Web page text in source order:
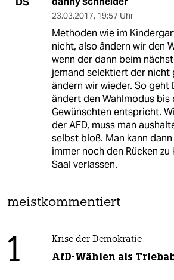
23.03.2017, 19:57 Uhr
Methoden wie im
nicht, also ändern wir den
wenn der dann beim
jemand selektiert der nicht
ändern wir wieder. So geht
ändert den Wahlmodus bis
Gewünschten entspricht.
der AFD, muss man
selbst bloß. Man kann
immer noch den Rücken
Saal verlassen.
meistkommentiert
1 Krise der Demokratie
AfD-Wählen als